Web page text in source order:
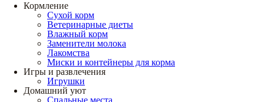
Кормление
Сухой корм
Ветеринарные диеты
Влажный корм
Заменители молока
Лакомства
Миски и контейнеры для корма
Игры и развлечения
Игрушки
Домашний уют
Спальные места